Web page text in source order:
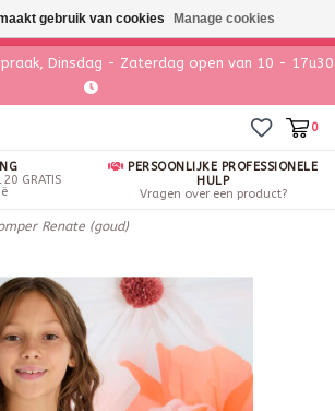
Dinsdag - Zaterdag open van 10 - 17u30
0
GRATIS
PERSOONLIJKE PROFESSIONELE
HULP
Vragen over een product?
Renate (goud)
gebruik van cookies Manage cookies